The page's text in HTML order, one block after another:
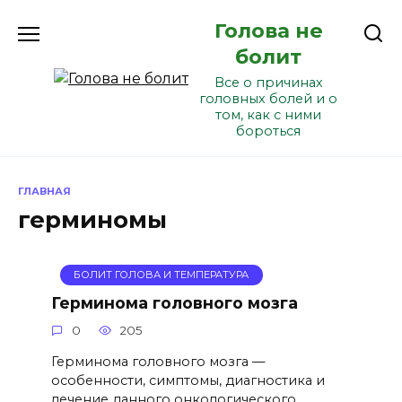
Голова не
болит
Все о причинах
головных болей и о
том, как с ними
бороться
ГЛАВНАЯ
герминомы
БОЛИТ ГОЛОВА И ТЕМПЕРАТУРА
Герминома головного мозга
0 205
Герминома головного мозга —
особенности, симптомы, диагностика и